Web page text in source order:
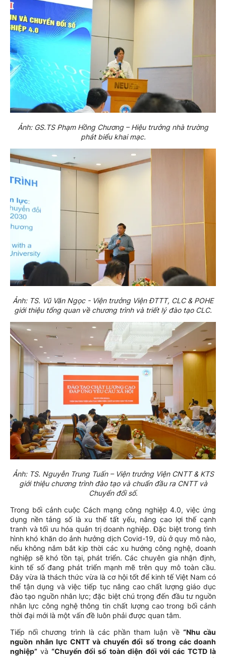
Ảnh: GS.TS Phạm Hồng Chương – Hiệu trưởng nhà trường
phát biểu khai mạc.
Ảnh: TS. Vũ Văn Ngọc - Viện trưởng Viện ĐTTT, CLC & POHE
giới thiệu tổng quan về chương trình và triết lý đào tạo CLC.
Ảnh: TS. Nguyễn Trung Tuấn – Viện trưởng Viện CNTT & KTS
giới thiệu chương trình đào tạo và chuẩn đầu ra CNTT và
Chuyển đổi số.
Trong bối cảnh cuộc Cách mạng công nghiệp 4.0, việc ứng
dụng nền tảng số là xu thế tất yếu, nâng cao lợi thế cạnh
tranh và tối ưu hóa quản trị doanh nghiệp. Đặc biệt trong tình
hình khó khăn do ảnh hưởng dịch Covid-19, dù ở quy mô nào,
nếu không nắm bắt kịp thời các xu hướng công nghệ, doanh
nghiệp sẽ khó tồn tại, phát triển. Các chuyên gia nhận định,
kinh tế số đang phát triển mạnh mẽ trên quy mô toàn cầu.
Đây vừa là thách thức vừa là cơ hội tốt để kinh tế Việt Nam có
thể tận dụng và việc tiếp tục nâng cao chất lượng giáo dục
đào tạo nguồn nhân lực; đặc biệt chú trọng đến đầu tư nguồn
nhân lực công nghệ thông tin chất lượng cao trong bối cảnh
thời đại mới là một vấn đề luôn phải được quan tâm.
Tiếp nối chương trình là các phần tham luận về “Nhu cầu
nguồn nhân lực CNTT và chuyển đổi số trong các doanh
nghiệp” và “Chuyển đổi số toàn diện đối với các TCTD là